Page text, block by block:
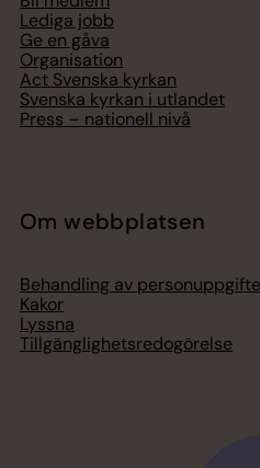
Lediga jobb
Ge en gåva
Organisation
Act Svenska kyrkan
Svenska kyrkan i utlandet
Press – nationell nivå
Om webbplatsen
Behandling av
Kakor
Lyssna
Tillgänglighetsredogörelse